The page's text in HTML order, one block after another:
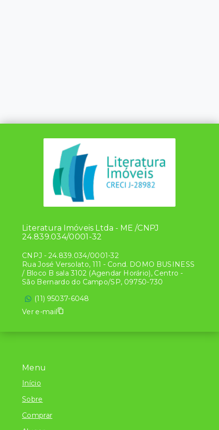
Menu
Início
Sobre
Comprar
Literatura Imóveis Ltda - ME /CNPJ
24.839.034/0001-32
CNPJ - 24.839.034/0001-32
Rua José Versolato, 111 - Cond. DOMO BUSINESS
/ Bloco B sala 3102 (Agendar Horário), Centro -
São Bernardo do Campo/SP, 09750-730
(11) 95037-6048
Ver e-mail